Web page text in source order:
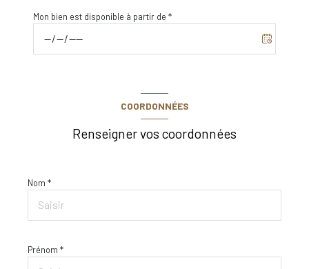
Mon bien est disponible à partir de *
COORDONNÉES
Renseigner vos coordonnées
Nom *
Prénom *